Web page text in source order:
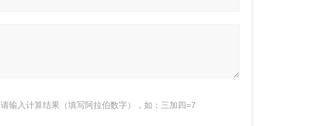
请输入计算结果（填写阿拉伯数字），如：三加四=7